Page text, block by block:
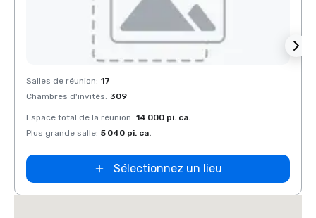
Removed from favorites
Salles de réunion: 17
Chambres d'invités: 309
Espace total de la réunion: 14 000 pi. ca.
Plus grande salle: 5 040 pi. ca.
Sélectionnez un lieu